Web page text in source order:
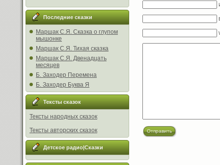
Последние сказки
Маршак С.Я. Сказка о глупом
мышонке
Маршак С.Я. Тихая сказка
Маршак С.Я. Двенадцать
месяцев
Б. Заходер Перемена
Б. Заходер Буква Я
Тексты сказок
Тексты народных сказок
Тексты авторских сказок
Детское радио|Сказки
Отправить